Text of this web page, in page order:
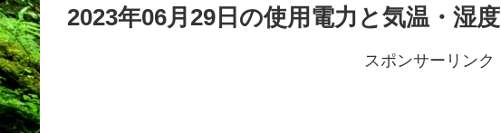
2023年06月29日の使用電力と気温・湿度
スポンサーリンク